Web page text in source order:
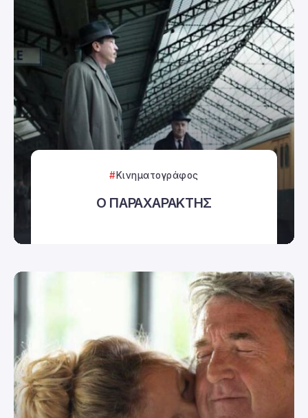
Κινηματογράφος
Ο ΠΑΡΑΧΑΡΑΚΤΗΣ